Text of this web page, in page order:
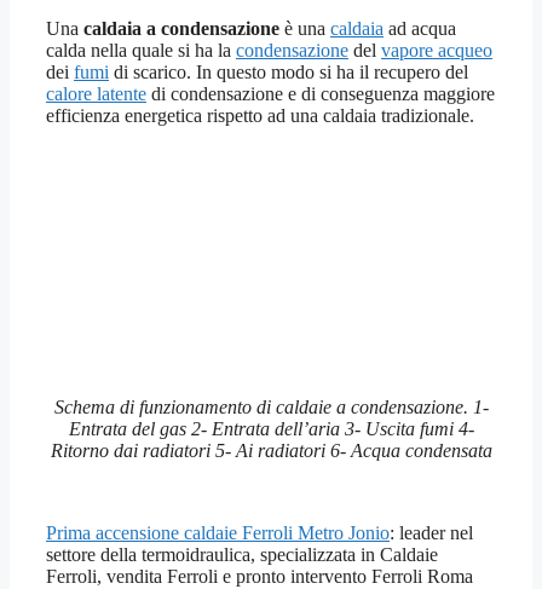
Una caldaia a condensazione è una caldaia ad acqua
calda nella quale si ha la condensazione del vapore acqueo
dei fumi di scarico. In questo modo si ha il recupero del
calore latente di condensazione e di conseguenza maggiore
efficienza energetica rispetto ad una caldaia tradizionale.
Schema di funzionamento di caldaie a condensazione. 1-
Entrata del gas 2- Entrata dell’aria 3- Uscita fumi 4-
Ritorno dai radiatori 5- Ai radiatori 6- Acqua condensata
Prima accensione caldaie Ferroli Metro Jonio: leader nel
settore della termoidraulica, specializzata in Caldaie
Ferroli, vendita Ferroli e pronto intervento Ferroli Roma